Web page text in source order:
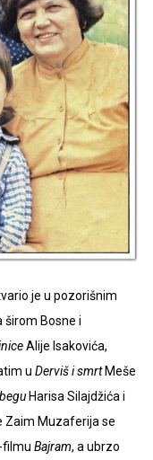
je u pozorišnim
Bosne i
Alije Isakovića,
u Derviš i smrt Meše
Harisa Silajdžića i
Zaim Muzaferija se
filmu Bajram, a ubrzo